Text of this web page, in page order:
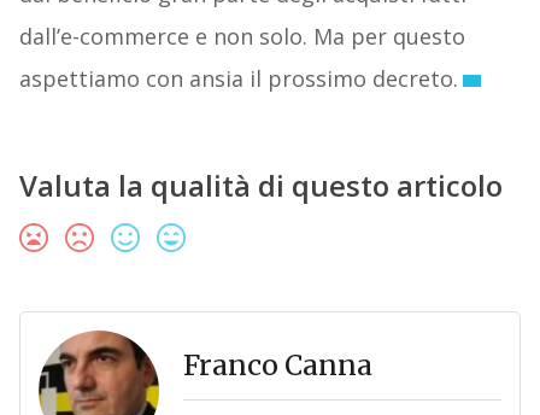
dall’e-commerce e non solo. Ma per questo
aspettiamo con ansia il prossimo decreto.
Valuta la qualità di questo articolo
Franco Canna